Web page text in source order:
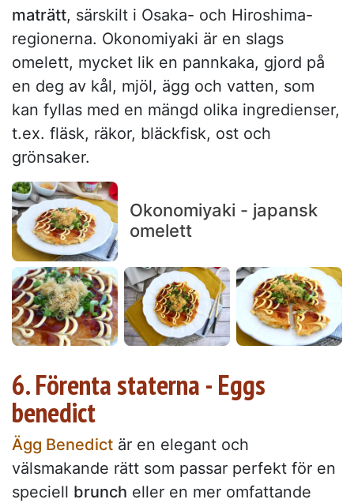
maträtt, särskilt i Osaka- och Hiroshima-
regionerna. Okonomiyaki är en slags
omelett, mycket lik en pannkaka, gjord på
en deg av kål, mjöl, ägg och vatten, som
kan fyllas med en mängd olika ingredienser,
t.ex. fläsk, räkor, bläckfisk, ost och
grönsaker.
Okonomiyaki - japansk
omelett
6. Förenta staterna - Eggs
benedict
Ägg Benedict är en elegant och
välsmakande rätt som passar perfekt för en
speciell brunch eller en mer omfattande